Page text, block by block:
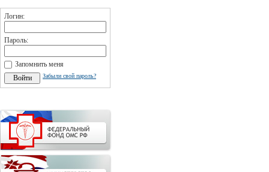
Логин:
Пароль:
Запомнить меня
Забыли свой пароль?